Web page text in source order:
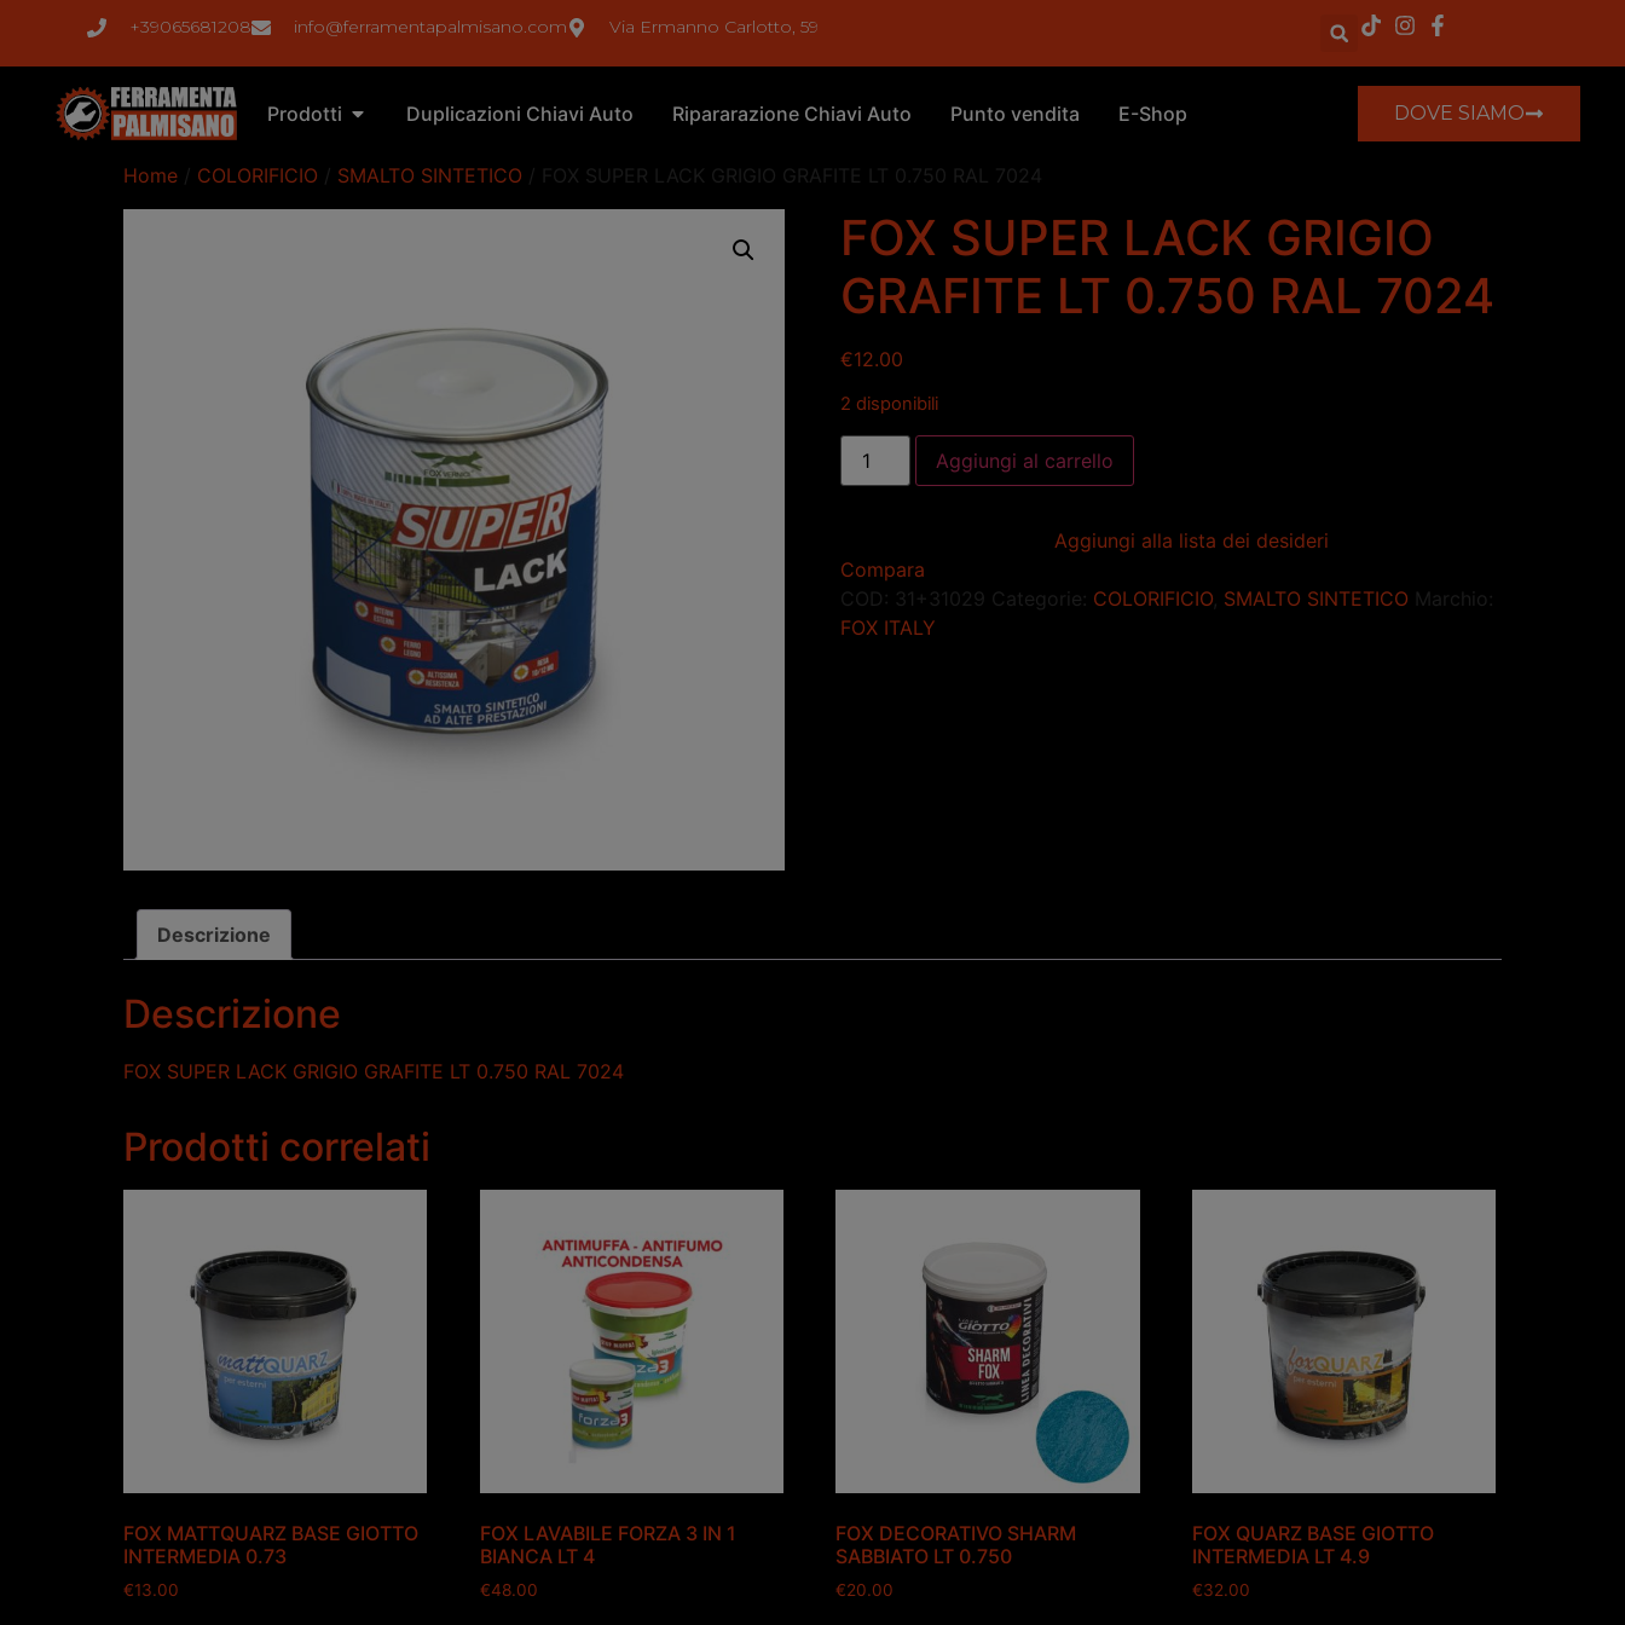
+39065681208 info@ferramentapalmisano.com Via Ermanno Carlotto, 59
Prodotti Duplicazioni Chiavi Auto Ripararazione Chiavi Auto Punto vendita E-Shop DOVE SIAMO
Home / COLORIFICIO / SMALTO SINTETICO / FOX SUPER LACK GRIGIO GRAFITE LT 0.750 RAL 7024
FOX SUPER LACK GRIGIO
GRAFITE LT 0.750 RAL 7024
€12.00
2 disponibili
Aggiungi al carrello
Aggiungi alla lista dei desideri
Compara
COD: 31+31029 Categorie: COLORIFICIO, SMALTO SINTETICO Marchio:
FOX ITALY
Descrizione
Descrizione
FOX SUPER LACK GRIGIO GRAFITE LT 0.750 RAL 7024
Prodotti correlati
FOX MATTQUARZ BASE GIOTTO
INTERMEDIA 0.73
€13.00
FOX LAVABILE FORZA 3 IN 1
BIANCA LT 4
€48.00
FOX DECORATIVO SHARM
SABBIATO LT 0.750
€20.00
FOX QUARZ BASE GIOTTO
INTERMEDIA LT 4.9
€32.00